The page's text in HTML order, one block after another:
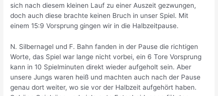
sich nach diesem kleinen Lauf zu einer Auszeit gezwungen,
doch auch diese brachte keinen Bruch in unser Spiel. Mit
einem 15:9 Vorsprung gingen wir in die Halbzeitpause.
N. Silbernagel und F. Bahn fanden in der Pause die richtigen
Worte, das Spiel war lange nicht vorbei, ein 6 Tore Vorsprung
kann in 10 Spielminuten direkt wieder aufgeholt sein. Aber
unsere Jungs waren heiß und machten auch nach der Pause
genau dort weiter, wo sie vor der Halbzeit aufgehört haben.